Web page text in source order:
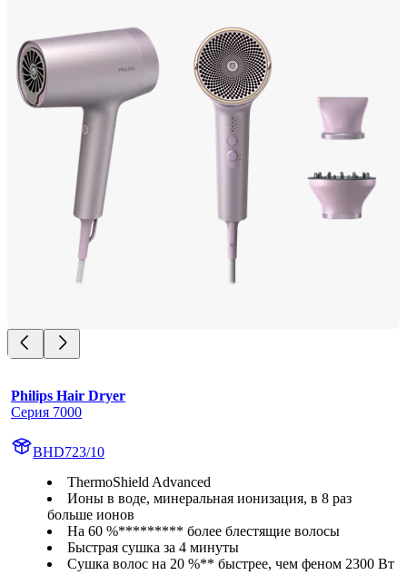
Philips Hair Dryer
Серия 7000
BHD723/10
ThermoShield Advanced
Ионы в воде, минеральная ионизация, в 8 раз
больше ионов
На 60 %********* более блестящие волосы
Быстрая сушка за 4 минуты
Сушка волос на 20 %** быстрее, чем феном 2300 Вт